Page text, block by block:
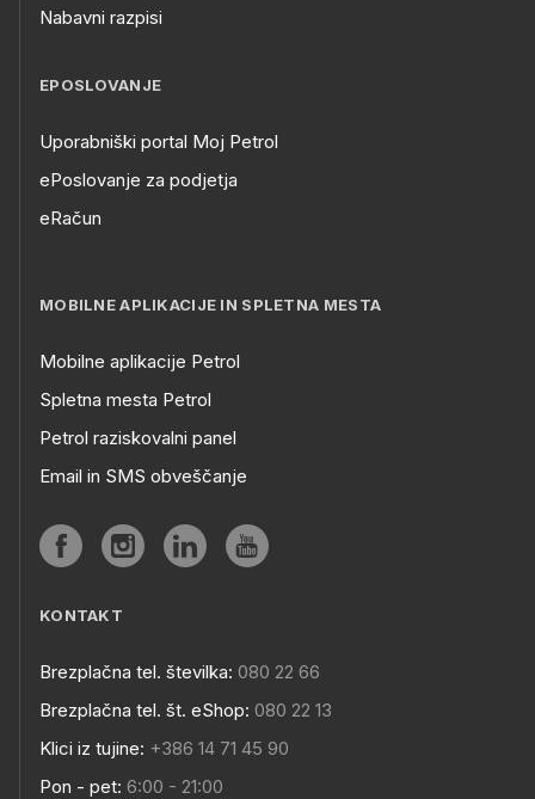
Nabavni razpisi
EPOSLOVANJE
Uporabniški portal Moj Petrol
ePoslovanje za podjetja
eRačun
MOBILNE APLIKACIJE IN SPLETNA MESTA
Mobilne aplikacije Petrol
Spletna mesta Petrol
Petrol raziskovalni panel
Email in SMS obveščanje
KONTAKT
Brezplačna tel. številka: 080 22 66
Brezplačna tel. št. eShop: 080 22 13
Klici iz tujine: +386 14 71 45 90
Pon - pet: 6:00 - 21:00